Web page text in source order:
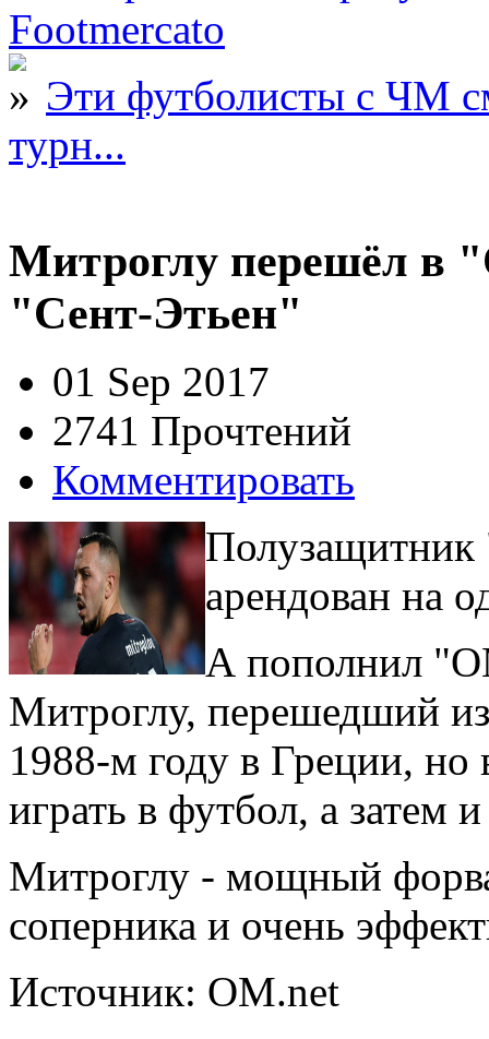
Footmercato
Эти футболисты с ЧМ
турн...
Митроглу перешёл в
"Сент-Этьен"
01 Sep 2017
2741 Прочтений
Комментировать
Полузащитник
арендован на
А пополнил
Митроглу, перешедший
1988-м году в Греции, но
играть в футбол, а затем
Митроглу - мощный
соперника и очень
Источник: OM.net